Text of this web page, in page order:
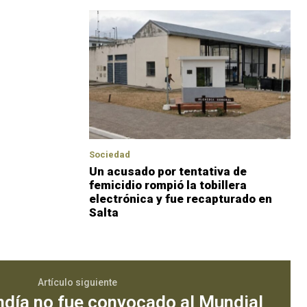
Sociedad
Un acusado por tentativa de
femicidio rompió la tobillera
electrónica y fue recapturado en
Salta
Artículo siguiente
no fue convocado al Mundial